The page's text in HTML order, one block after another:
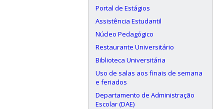
Portal de Estágios
Assistência Estudantil
Núcleo Pedagógico
Restaurante Universitário
Biblioteca Universitária
Uso de salas aos finais de semana
e feriados
Departamento de Administração
Escolar (DAE)